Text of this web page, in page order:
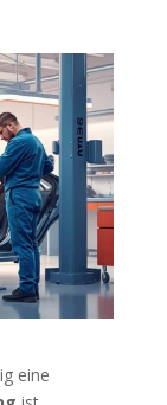
eine